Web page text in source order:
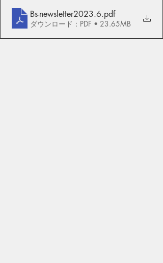
Bs-newsletter2023.6.pdf
ダウンロード：PDF • 23.65MB